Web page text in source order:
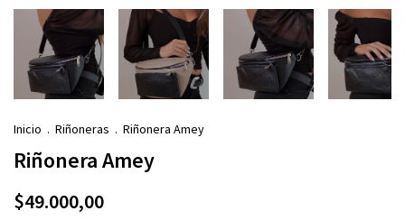
Inicio . Riñoneras . Riñonera Amey
Riñonera Amey
$49.000,00